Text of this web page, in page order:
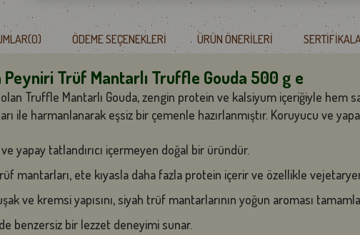
(0) ÖDEME SEÇENEKLERI ÜRÜN ÖNERILERI
Trüf Mantarlı Truffle Gouda 500 g e
Truffle Mantarlı Gouda, zengin protein ve kalsiyum içeriğiyle hem
ile harmanlanarak eşsiz bir çemenle hazırlanmıştır. Koruyucu ve
yapay tatlandırıcı içermeyen doğal bir üründür.
mantarları, ete kıyasla daha fazla protein içerir ve özellikle
ve kremsi yapısını, siyah trüf mantarlarının yoğun aroması
benzersiz bir lezzet deneyimi sunar.